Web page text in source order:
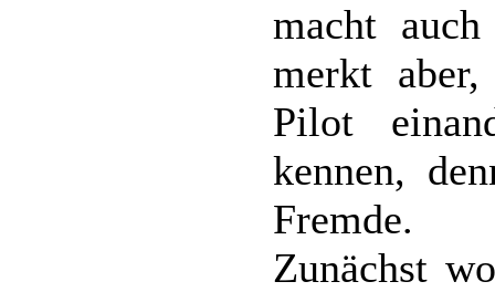
macht
merkt
Pilot
kennen,
Fremde.
Zunächst